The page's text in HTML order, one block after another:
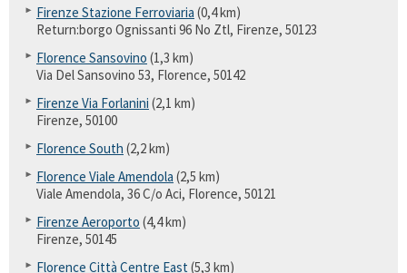
Firenze Stazione Ferroviaria (0,4 km)
Return:borgo Ognissanti 96 No Ztl, Firenze, 50123
Florence Sansovino (1,3 km)
Via Del Sansovino 53, Florence, 50142
Firenze Via Forlanini (2,1 km)
Firenze, 50100
Florence South (2,2 km)
Florence Viale Amendola (2,5 km)
Viale Amendola, 36 C/o Aci, Florence, 50121
Firenze Aeroporto (4,4 km)
Firenze, 50145
Florence Città Centre East(5,3 km)